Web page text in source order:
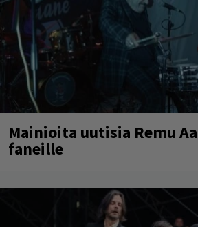
Mainioita uutisia Remu
faneille